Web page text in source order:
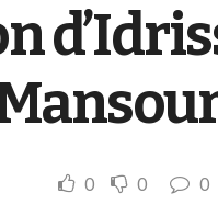
0 0 0